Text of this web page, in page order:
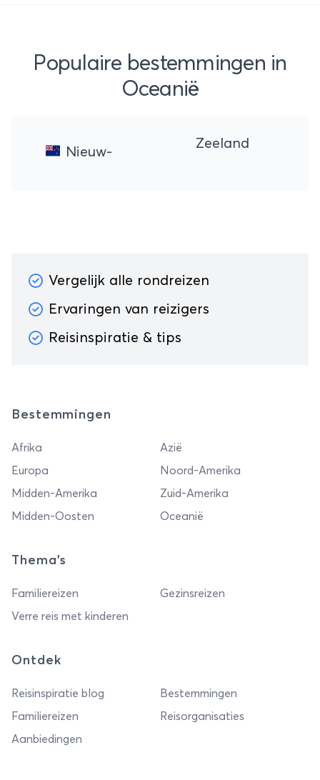
Populaire bestemmingen in
Oceanië
Nieuw-
Zeeland
Vergelijk alle rondreizen
Ervaringen van reizigers
Reisinspiratie & tips
Bestemmingen
Afrika
Azië
Europa
Noord-Amerika
Midden-Amerika
Zuid-Amerika
Midden-Oosten
Oceanië
Thema's
Familiereizen
Gezinsreizen
Verre reis met kinderen
Ontdek
Reisinspiratie blog
Bestemmingen
Familiereizen
Reisorganisaties
Aanbiedingen